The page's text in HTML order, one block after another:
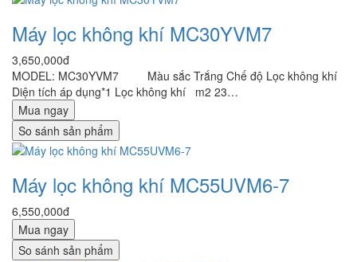
Máy lọc không khí MC30YVM7
3,650,000đ
MODEL: MC30YVM7 Màu sắc Trắng Chế độ Lọc không khí
Diện tích áp dụng*1 Lọc không khí m2 23…
Mua ngay
So sánh sản phẩm
Máy lọc không khí MC55UVM6-7
6,550,000đ
Mua ngay
So sánh sản phẩm